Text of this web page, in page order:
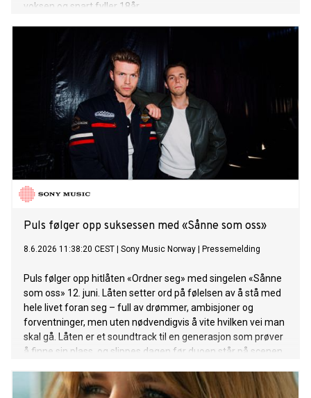
voksen og snart fyller 18år.
Puls følger opp suksessen med «Sånne som oss»
8.6.2026 11:38:20 CEST Sony Music Norway Pressemelding
Puls følger opp hitlåten «Ordner seg» med singelen «Sånne
som oss» 12. juni. Låten setter ord på følelsen av å stå med
hele livet foran seg – full av drømmer, ambisjoner og
forventninger, men uten nødvendigvis å vite hvilken vei man
skal gå. Låten er et soundtrack til en generasjon som prøver
å finne sin plass, og slippes dagen før duoen står på scenen